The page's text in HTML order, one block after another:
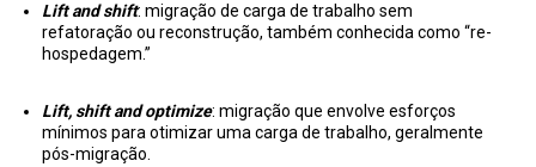
Lift and shift: migração de carga de trabalho sem
refatoração ou reconstrução, também conhecida como “re-
hospedagem.”
Lift, shift and optimize: migração que envolve esforços
mínimos para otimizar uma carga de trabalho, geralmente
pós-migração.